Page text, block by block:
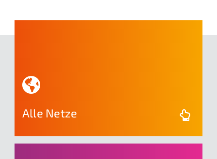
EASY M2M-SIM automatisch immer das
stärkste Netz vor Ort.
Alle Netze